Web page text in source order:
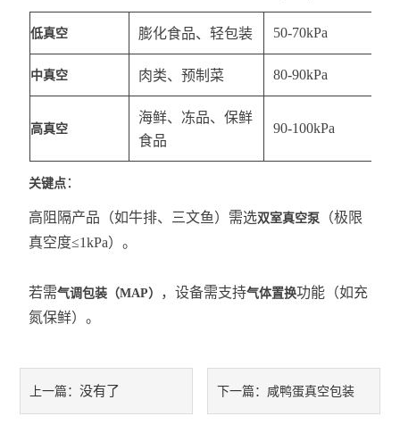
低真空 膨化食品、轻包装 50-70kPa
中真空 肉类、预制菜 80-90kPa
高真空
海鲜、冻品、保鲜
食品
90-100kPa
关键点 ：
高阻隔产品（如牛排、三文鱼）需选双室真空泵 （极限
真空度≤1kPa）。
若需气调包装（MAP） ，设备需支持气体置换功能（如充
氮保鲜）。
上一篇：没有了 下一篇： 咸鸭蛋真空包装